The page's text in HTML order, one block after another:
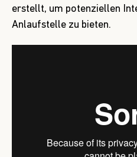
erstellt, um potenziellen
Anlaufstelle zu bieten.